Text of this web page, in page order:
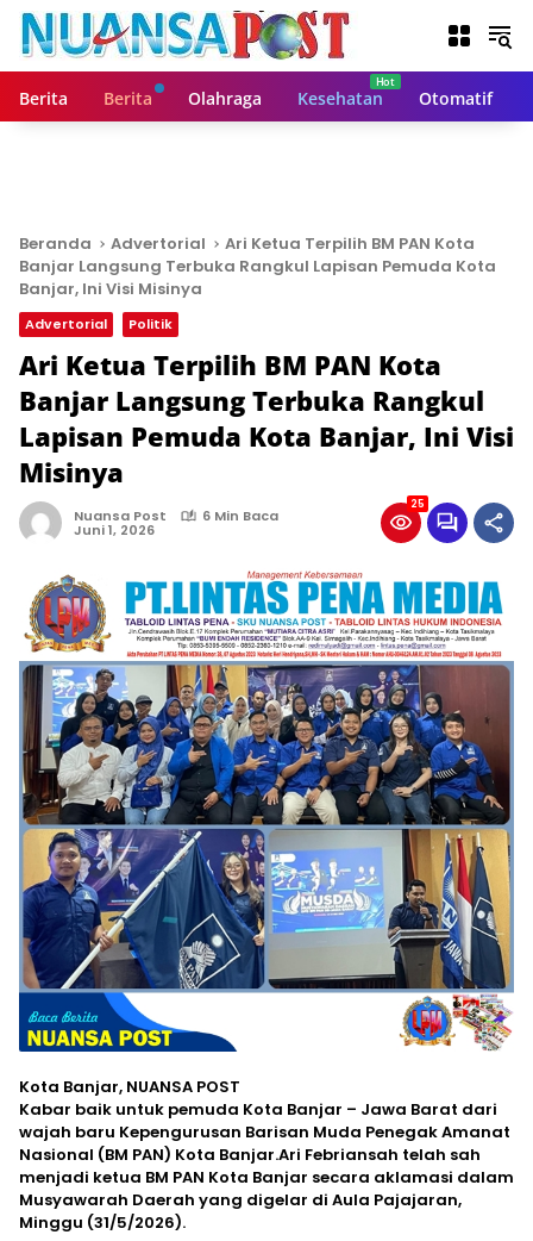
Berita Berita Olahraga Kesehatan Otomatif
Beranda Advertorial
Ari Ketua Terpilih BM PAN Kota
Banjar Langsung Terbuka Rangkul Lapisan Pemuda Kota
Banjar, Ini Visi Misinya
Advertorial Politik
Ari Ketua Terpilih BM PAN Kota
Banjar Langsung Terbuka Rangkul
Lapisan Pemuda Kota Banjar, Ini Visi
Misinya
Nuansa Post 6 Min Baca
Juni 1, 2026
25
Kota Banjar, NUANSA POST
Kabar baik untuk pemuda Kota Banjar – Jawa Barat dari
wajah baru Kepengurusan Barisan Muda Penegak Amanat
Nasional (BM PAN) Kota Banjar.Ari Febriansah telah sah
menjadi ketua BM PAN Kota Banjar secara aklamasi dalam
Musyawarah Daerah yang digelar di Aula Pajajaran,
Minggu (31/5/2026).